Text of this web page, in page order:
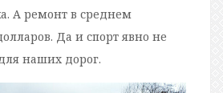
А ремонт в среднем
Да и спорт явно не
наших дорог.